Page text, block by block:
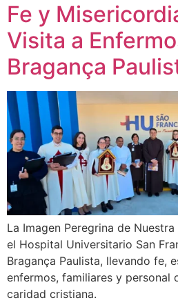
Fe y
Visita a
Bragança
La Imagen Peregrina de
el Hospital Universitario San
Bragança Paulista, llevando fe,
enfermos, familiares y personal
caridad cristiana.